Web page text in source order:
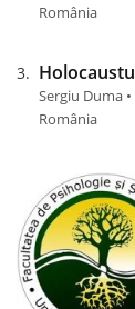
România
Sergiu Duma
România